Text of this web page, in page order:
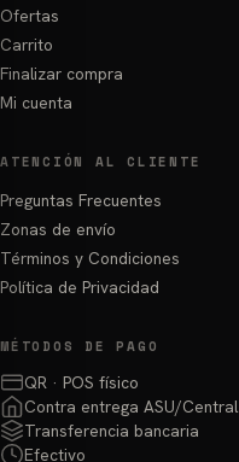
Ofertas
Carrito
Finalizar compra
Mi cuenta
ATENCIÓN AL CLIENTE
Preguntas Frecuentes
Zonas de envío
Términos y Condiciones
Política de Privacidad
MÉTODOS DE PAGO
QR · POS físico
Contra entrega ASU/Central
Transferencia bancaria
Efectivo